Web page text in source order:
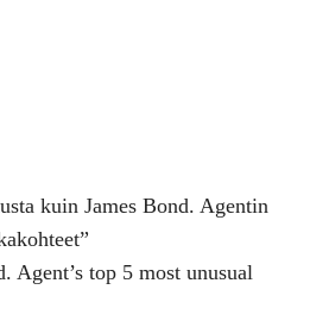
kuin James Bond. Agentin
Agent’s top 5 most unusual